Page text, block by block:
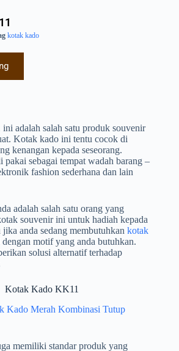
kotak kado
adalah salah satu produk souvenir
Kotak kado ini tentu cocok di
kenangan kepada seseorang.
sebagai tempat wadah barang –
fashion sederhana dan lain
adalah salah satu orang yang
souvenir ini untuk hadiah kepada
jika anda sedang membutuhkan kotak
motif yang anda butuhkan.
solusi alternatif terhadap
Kotak Kado KK11
Kado Merah Kombinasi Tutup
memiliki standar produk yang